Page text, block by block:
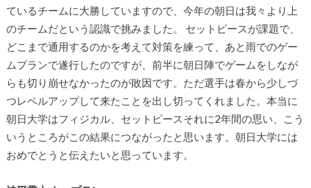
ているチームに大勝していますので、今年の朝日は我々より上
のチームだという認識で挑みました。 セットピースが課題で、
どこまで通用するのかを考えて対策を練って、あと雨でのゲー
ムプランで遂行したのですが、前半に朝日陣でゲームをしなが
らも切り崩せなかったのが敗因です。ただ選手は春から少しづ
つレベルアップして来たことを出し切ってくれました。本当に
朝日大学はフィジカル、セットピースそれに2年間の思い、こう
いうところがこの結果につながったと思います。朝日大学には
おめでとうと伝えたいと思っています。